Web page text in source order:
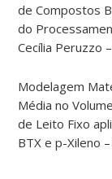
de Compostos
do
Cecília Peruzzo
Modelagem
Média no
de Leito Fixo
BTX e p-Xileno